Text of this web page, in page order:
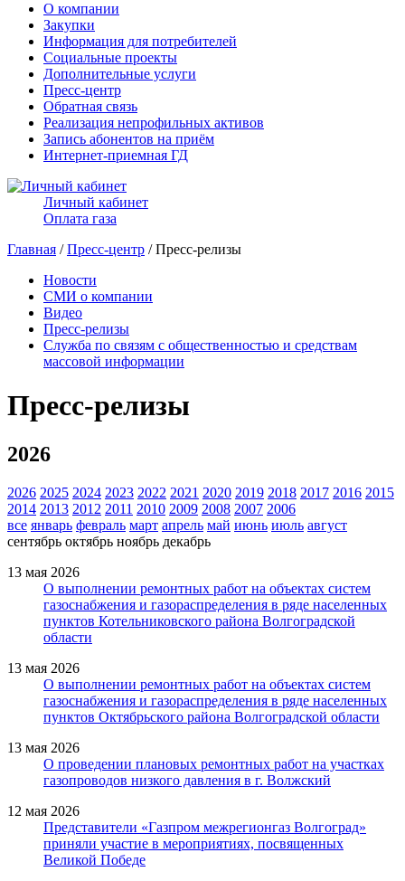
О компании
Закупки
Информация для потребителей
Социальные проекты
Дополнительные услуги
Пресс-центр
Обратная связь
Реализация непрофильных активов
Запись абонентов на приём
Интернет-приемная ГД
Личный кабинет
Оплата газа
Главная /Пресс-центр / Пресс-релизы
Новости
СМИ о компании
Видео
Пресс-релизы
Служба по связям с общественностью и средствам
массовой информации
Пресс-релизы
2026
2026 2025 2024 2023 2022 2021 2020 2019 2018 2017 2016 2015
2014 2013 2012 2011 2010 2009 2008 2007 2006
все январь февраль март апрель май июнь июль август
сентябрь октябрь ноябрь декабрь
13 мая 2026
О выполнении ремонтных работ на объектах систем
газоснабжения и газораспределения в ряде населенных
пунктов Котельниковского района Волгоградской
области
13 мая 2026
О выполнении ремонтных работ на объектах систем
газоснабжения и газораспределения в ряде населенных
пунктов Октябрьского района Волгоградской области
13 мая 2026
О проведении плановых ремонтных работ на участках
газопроводов низкого давления в г. Волжский
12 мая 2026
Представители «Газпром межрегионгаз Волгоград»
приняли участие в мероприятиях, посвященных
Великой Победе